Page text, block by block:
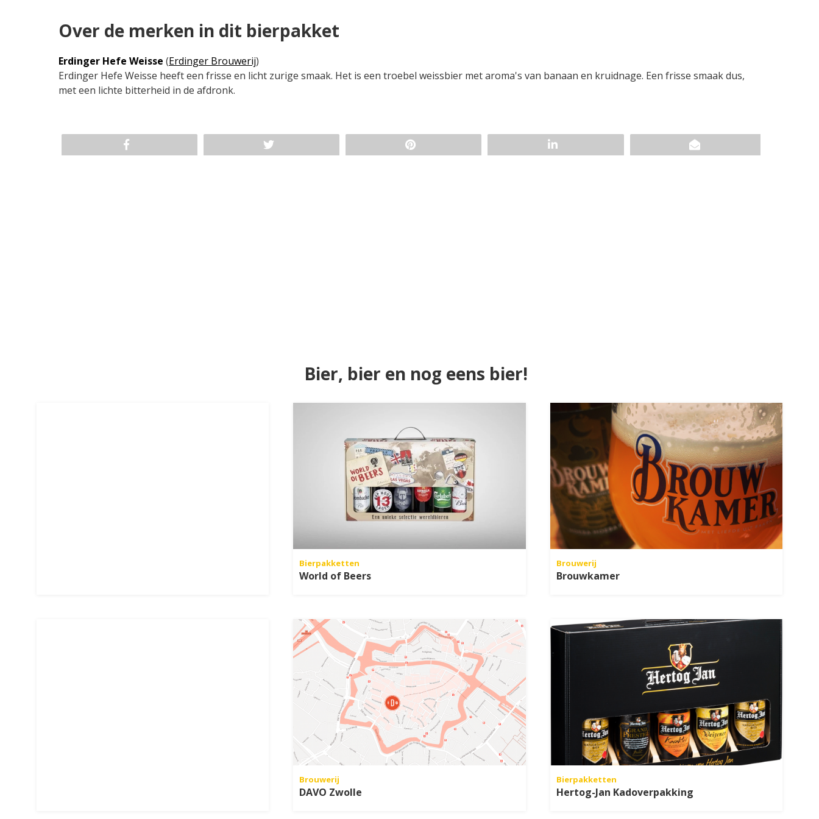
Over de merken in dit bierpakket
Erdinger Hefe Weisse (Erdinger Brouwerij)
Erdinger Hefe Weisse heeft een frisse en licht zurige smaak. Het is een troebel weissbier met aroma's van banaan en kruidnage. Een frisse smaak dus,
met een lichte bitterheid in de afdronk.
Bier, bier en nog eens bier!
Bierpakketten
World of Beers
Brouwerij
Brouwkamer
Brouwerij
DAVO Zwolle
Bierpakketten
Hertog-Jan Kadoverpakking